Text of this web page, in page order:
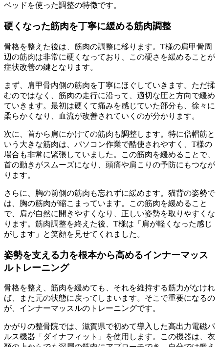
ベッドを使った調整の特徴です。
硬くなった筋肉を丁寧に緩める筋肉調整
骨格を整えた後は、筋肉の調整に移ります。T様の肩甲骨周
辺の筋肉は非常に硬くなっており、この硬さを緩めることが
症状改善の鍵となります。
まず、肩甲骨内側の筋肉を丁寧にほぐしていきます。ただ揉
むのではなく、筋肉の走行に沿って、適切な圧と方向で緩め
ていきます。最初は硬くて痛みを感じていた部分も、徐々に
柔らかくなり、血流が改善されていくのが分かります。
次に、首から肩にかけての筋肉も調整します。特に僧帽筋と
いう大きな筋肉は、パソコン作業で酷使されやすく、T様の
場合も非常に緊張していました。この筋肉を緩めることで、
首の動きがスムーズになり、頭痛や肩こりの予防にもつなが
ります。
さらに、胸の前側の筋肉も忘れずに緩めます。猫背の姿勢で
は、胸の筋肉が縮こまっています。この筋肉を緩めること
で、肩が自然に開きやすくなり、正しい姿勢を取りやすくな
ります。筋肉調整を終えた後、T様は「肩が軽くなった感じ
がします」と笑顔を見せてくれました。
姿勢を支える力を根本から高めるインナーマッス
ルトレーニング
骨格を整え、筋肉を緩めても、それを維持する筋力がなけれ
ば、また元の状態に戻ってしまいます。そこで重要になるの
が、インナーマッスルのトレーニングです。
かがりの整骨院では、滋賀県で初めて導入した高出力電磁パ
ルス機器「ダイナフィット」を使用します。この機器は、衣